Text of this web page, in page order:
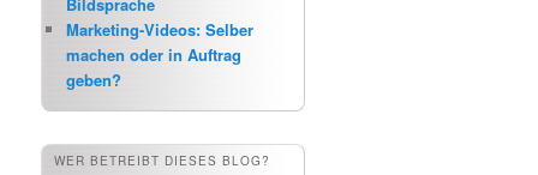
Marketing-Videos: Selber
machen oder in Auftrag
geben?
WER BETREIBT DIESES BLOG?